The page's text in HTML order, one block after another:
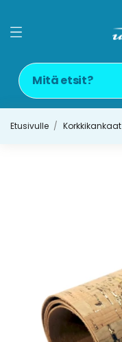
Etusivulle Korkkikankaat